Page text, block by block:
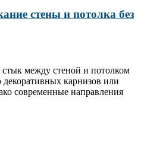
стены и потолка без
между стеной и потолком
карнизов или
современные направления